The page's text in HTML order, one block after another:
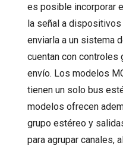
es posible incorporar
la señal a
enviarla a un sistema
cuentan con controles
envío. Los modelos
tienen un solo bus
modelos ofrecen
grupo estéreo y
para agrupar canales,